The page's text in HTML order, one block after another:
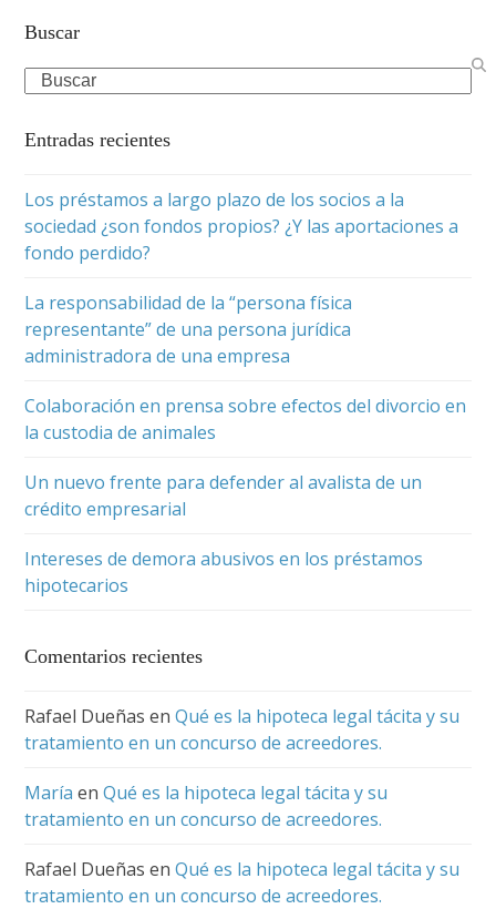
Buscar
Search
Entradas recientes
Los préstamos a largo plazo de los socios a la
sociedad ¿son fondos propios? ¿Y las aportaciones a
fondo perdido?
La responsabilidad de la “persona física
representante” de una persona jurídica
administradora de una empresa
Colaboración en prensa sobre efectos del divorcio en
la custodia de animales
Un nuevo frente para defender al avalista de un
crédito empresarial
Intereses de demora abusivos en los préstamos
hipotecarios
Comentarios recientes
Rafael Dueñas enQué es la hipoteca legal tácita y su
tratamiento en un concurso de acreedores.
María enQué es la hipoteca legal tácita y su
tratamiento en un concurso de acreedores.
Rafael Dueñas enQué es la hipoteca legal tácita y su
tratamiento en un concurso de acreedores.